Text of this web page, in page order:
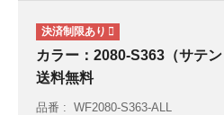
カラー：2080-S363（サ
送料無料
品番
WF2080-S363-ALL